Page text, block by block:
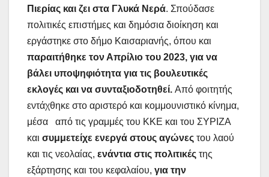
Πιερίας και ζει στα Γλυκά Νερά. Σπούδασε
πολιτικές επιστήμες και δημόσια διοίκηση και
εργάστηκε στο δήμο Καισαριανής, όπου και
παραιτήθηκε τον Απρίλιο του 2023, για να
βάλει υποψηφιότητα για τις βουλευτικές
εκλογές και να συνταξιοδοτηθεί. Από φοιτητής
εντάχθηκε στο αριστερό και κομμουνιστικό κίνημα,
μέσα από τις γραμμές του ΚΚΕ και του ΣΥΡΙΖΑ
και συμμετείχε ενεργά στους αγώνες του λαού
και τις νεολαίας, ενάντια στις πολιτικές της
εξάρτησης και του κεφαλαίου, για την